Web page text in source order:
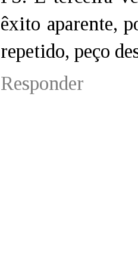
êxito aparente,
repetido, peço
Responder